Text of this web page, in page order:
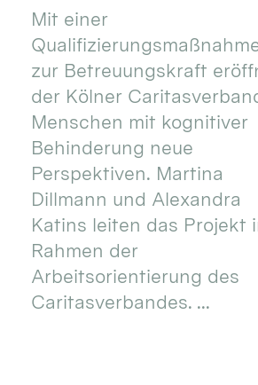
Mit einer
zur Betreuungskraft
der Kölner
Menschen mit kognitiver
Behinderung neue
Perspektiven. Martina
Dillmann und Alexandra
Katins leiten das Projekt
Rahmen der
Arbeitsorientierung des
Caritasverbandes. ...